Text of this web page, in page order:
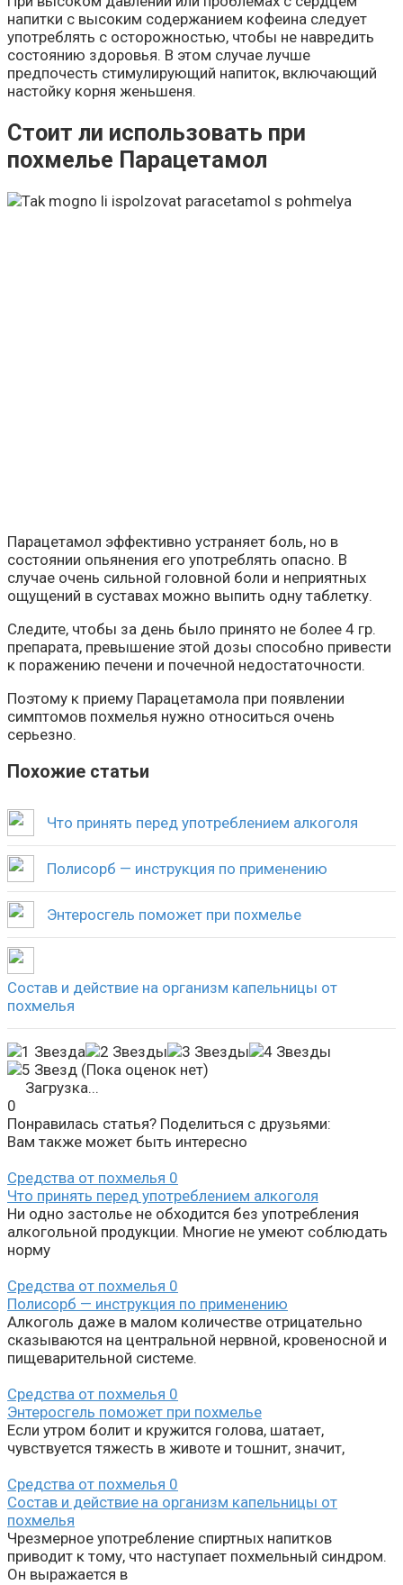
напитки с высоким содержанием кофеина следует
употреблять с осторожностью, чтобы не навредить
состоянию здоровья. В этом случае лучше
предпочесть стимулирующий напиток, включающий
настойку корня женьшеня.
Стоит ли использовать при
похмелье Парацетамол
Парацетамол эффективно устраняет боль, но в
состоянии опьянения его употреблять опасно. В
случае очень сильной головной боли и неприятных
ощущений в суставах можно выпить одну таблетку.
Следите, чтобы за день было принято не более 4 гр.
препарата, превышение этой дозы способно привести
к поражению печени и почечной недостаточности.
Поэтому к приему Парацетамола при появлении
симптомов похмелья нужно относиться очень
серьезно.
Похожие статьи
Что принять перед употреблением алкоголя
Полисорб — инструкция по применению
Энтеросгель поможет при похмелье
Состав и действие на организм капельницы от
похмелья
(Пока оценок нет)
Загрузка...
0
Понравилась статья? Поделиться с друзьями:
Вам также может быть интересно
Средства от похмелья 0
Что принять перед употреблением алкоголя
Ни одно застолье не обходится без употребления
алкогольной продукции. Многие не умеют соблюдать
норму
Средства от похмелья 0
Полисорб — инструкция по применению
Алкоголь даже в малом количестве отрицательно
сказываются на центральной нервной, кровеносной и
пищеварительной системе.
Средства от похмелья 0
Энтеросгель поможет при похмелье
Если утром болит и кружится голова, шатает,
чувствуется тяжесть в животе и тошнит, значит,
Средства от похмелья 0
Состав и действие на организм капельницы от
похмелья
Чрезмерное употребление спиртных напитков
приводит к тому, что наступает похмельный синдром.
Он выражается в